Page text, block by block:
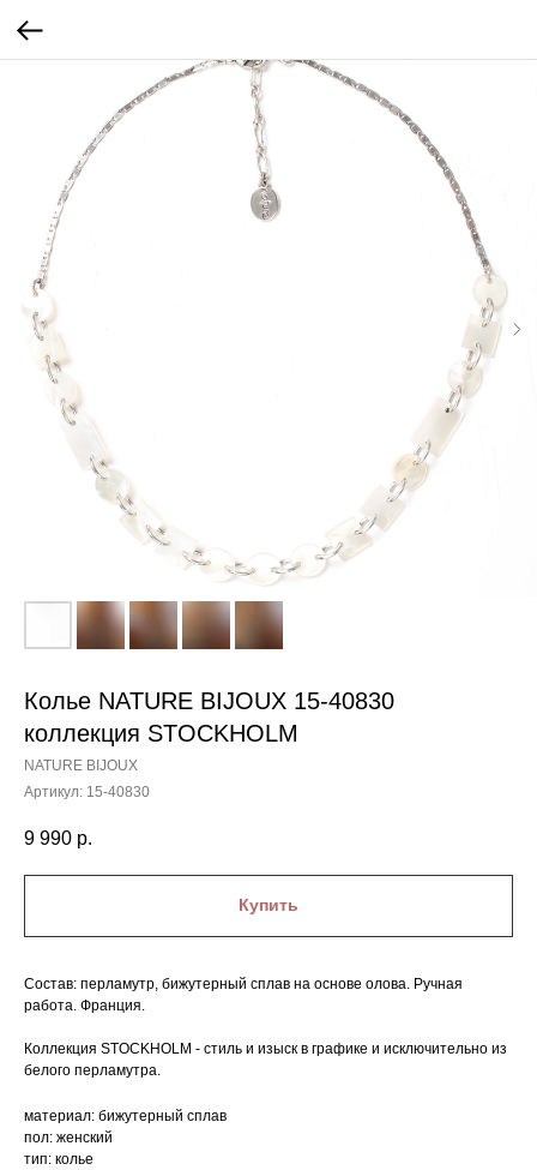
Колье NATURE BIJOUX 15-40830
коллекция STOCKHOLM
NATURE BIJOUX
Артикул: 15-40830
9 990 р.
Купить
Состав: перламутр, бижутерный сплав на основе олова. Ручная
работа. Франция.
Коллекция STOCKHOLM - стиль и изыск в графике и исключительно из
белого перламутра.
материал: бижутерный сплав
пол: женский
тип: колье